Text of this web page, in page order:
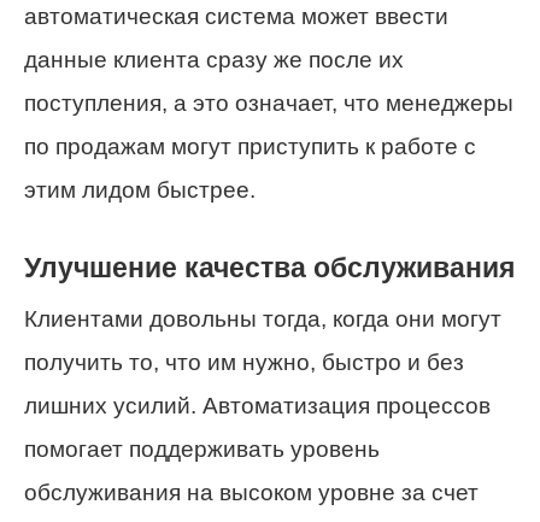
автоматическая система может ввести
данные клиента сразу же после их
поступления, а это означает, что менеджеры
по продажам могут приступить к работе с
этим лидом быстрее.
Улучшение качества обслуживания
Клиентами довольны тогда, когда они могут
получить то, что им нужно, быстро и без
лишних усилий. Автоматизация процессов
помогает поддерживать уровень
обслуживания на высоком уровне за счет